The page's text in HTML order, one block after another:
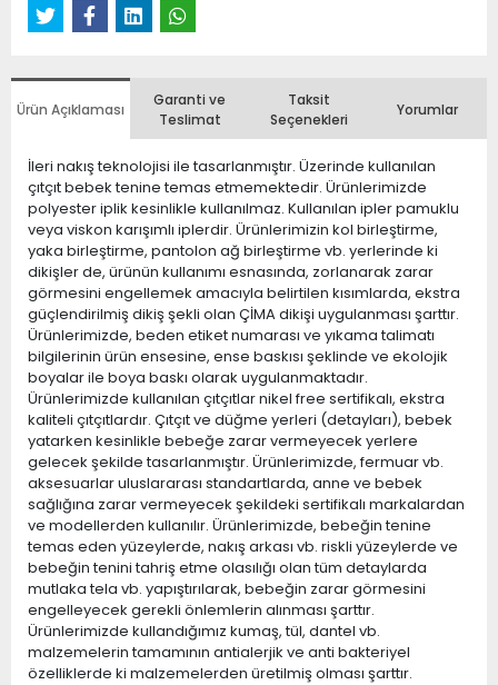
Ürün Açıklaması
Garanti ve
Teslimat
Taksit
Seçenekleri
Yorumlar
İleri nakış teknolojisi ile tasarlanmıştır. Üzerinde kullanılan
çıtçıt bebek tenine temas etmemektedir. Ürünlerimizde
polyester iplik kesinlikle kullanılmaz. Kullanılan ipler pamuklu
veya viskon karışımlı iplerdir. Ürünlerimizin kol birleştirme,
yaka birleştirme, pantolon ağ birleştirme vb. yerlerinde ki
dikişler de, ürünün kullanımı esnasında, zorlanarak zarar
görmesini engellemek amacıyla belirtilen kısımlarda, ekstra
güçlendirilmiş dikiş şekli olan ÇİMA dikişi uygulanması şarttır.
Ürünlerimizde, beden etiket numarası ve yıkama talimatı
bilgilerinin ürün ensesine, ense baskısı şeklinde ve ekolojik
boyalar ile boya baskı olarak uygulanmaktadır.
Ürünlerimizde kullanılan çıtçıtlar nikel free sertifikalı, ekstra
kaliteli çıtçıtlardır. Çıtçıt ve düğme yerleri (detayları), bebek
yatarken kesinlikle bebeğe zarar vermeyecek yerlere
gelecek şekilde tasarlanmıştır. Ürünlerimizde, fermuar vb.
aksesuarlar uluslararası standartlarda, anne ve bebek
sağlığına zarar vermeyecek şekildeki sertifikalı markalardan
ve modellerden kullanılır. Ürünlerimizde, bebeğin tenine
temas eden yüzeylerde, nakış arkası vb. riskli yüzeylerde ve
bebeğin tenini tahriş etme olasılığı olan tüm detaylarda
mutlaka tela vb. yapıştırılarak, bebeğin zarar görmesini
engelleyecek gerekli önlemlerin alınması şarttır.
Ürünlerimizde kullandığımız kumaş, tül, dantel vb.
malzemelerin tamamının antialerjik ve anti bakteriyel
özelliklerde ki malzemelerden üretilmiş olması şarttır.